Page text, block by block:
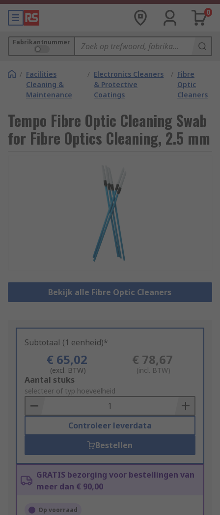
0
Fabrikantnummer
/ Facilities
Cleaning &
Maintenance
/ Electronics Cleaners
& Protective
Coatings
/ Fibre
Optic
Cleaners
Tempo Fibre Optic Cleaning Swab
for Fibre Optics Cleaning, 2.5 mm
Bekijk alle Fibre Optic Cleaners
Subtotaal (1 eenheid)*
€ 65,02
(excl. BTW)
€ 78,67
(incl. BTW)
Add
to
Basket
Aantal stuks
selecteer of typ hoeveelheid
Controleer leverdata
Bestellen
GRATIS bezorging voor bestellingen van
meer dan € 90,00
Op voorraad